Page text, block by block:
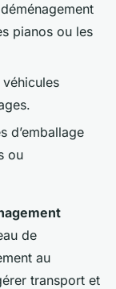
pianos ou les
d’emballage
ou
de
au
transport et